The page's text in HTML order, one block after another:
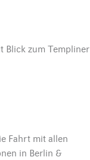
Blick zum Templiner
Fahrt mit allen
in Berlin &